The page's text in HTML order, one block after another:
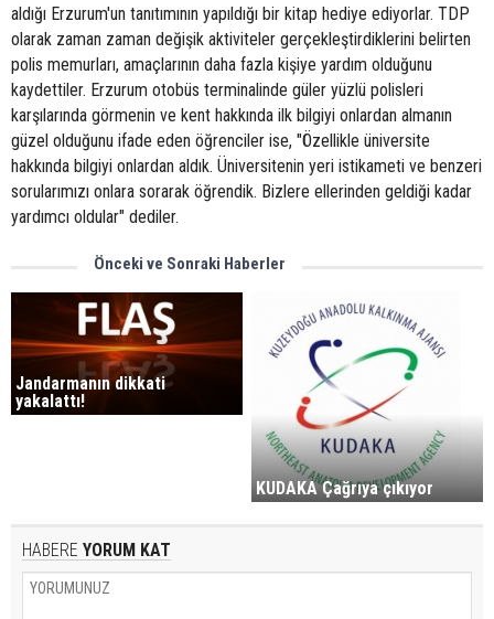
aldığı Erzurum'un tanıtımının yapıldığı bir kitap hediye ediyorlar. TDP
olarak zaman zaman değişik aktiviteler gerçekleştirdiklerini belirten
polis memurları, amaçlarının daha fazla kişiye yardım olduğunu
kaydettiler. Erzurum otobüs terminalinde güler yüzlü polisleri
karşılarında görmenin ve kent hakkında ilk bilgiyi onlardan almanın
güzel olduğunu ifade eden öğrenciler ise, "Özellikle üniversite
hakkında bilgiyi onlardan aldık. Üniversitenin yeri istikameti ve benzeri
sorularımızı onlara sorarak öğrendik. Bizlere ellerinden geldiği kadar
yardımcı oldular" dediler.
Önceki ve Sonraki Haberler
Jandarmanın dikkati
yakalattı!
KUDAKA Çağrıya çıkıyor
HABERE YORUM KAT